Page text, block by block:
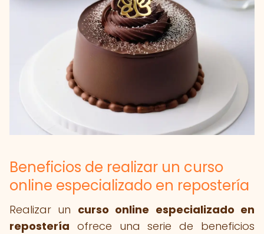
Beneficios de realizar un curso
online especializado en repostería
Realizar un curso online especializado en
repostería ofrece una serie de beneficios